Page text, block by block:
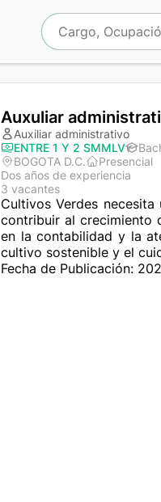
Auxuliar
Auxiliar administrativo
ENTRE 1 Y 2 SMMLV
BOGOTA D.C.
Presencial
Dos años de experiencia
3 vacantes
Cultivos Verdes
contribuir al crecimiento
en la contabilidad y la
cultivo sostenible y el
Fecha de Publicación: